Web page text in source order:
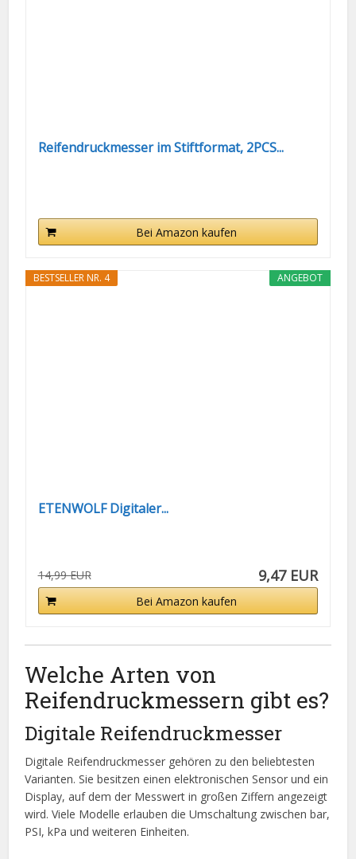
Reifendruckmesser im Stiftformat, 2PCS...
Bei Amazon kaufen
ANGEBOT
BESTSELLER NR. 4
ETENWOLF Digitaler...
14,99 EUR 9,47 EUR
Bei Amazon kaufen
Welche Arten von
Reifendruckmessern gibt es?
Digitale Reifendruckmesser
Digitale Reifendruckmesser gehören zu den beliebtesten
Varianten. Sie besitzen einen elektronischen Sensor und ein
Display, auf dem der Messwert in großen Ziffern angezeigt
wird. Viele Modelle erlauben die Umschaltung zwischen bar,
PSI, kPa und weiteren Einheiten.